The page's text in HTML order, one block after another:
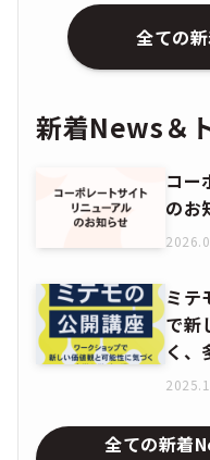
全ての
新着News＆
コー
のお
ミテ
で新
く、
全ての新着